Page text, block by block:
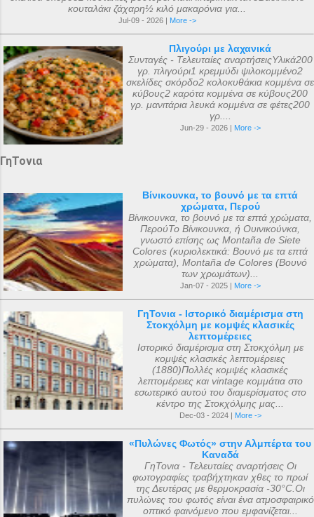
κουταλάκι ζάχαρη½ κιλό μακαρόνια για...
Jul-09 - 2026 | More ->
Πλιγούρι με λαχανικά
Συνταγές - Τελευταίες αναρτήσειςΥλικά200
γρ. πλιγούρι1 κρεμμύδι ψιλοκομμένο2
σκελίδες σκόρδο2 κολοκυθάκια κομμένα σε
κύβους2 καρότα κομμένα σε κύβους200
γρ. μανιτάρια λευκά κομμένα σε φέτες200
γρ....
Jun-29 - 2026 | More ->
ΓηΤονια
Βίνικουνκα, το βουνό με τα επτά
χρώματα, Περού
Βίνικουνκα, το βουνό με τα επτά χρώματα,
ΠερούΤο Βίνικουνκα, ή Ουινικούνκα,
γνωστό επίσης ως Montaña de Siete
Colores (κυριολεκτικά: Βουνό με τα επτά
χρώματα), Montaña de Colores (Βουνό
των χρωμάτων)...
Jan-07 - 2025 | More ->
ΓηΤονια - Ιστορικό διαμέρισμα στη
Στοκχόλμη με κομψές κλασικές
λεπτομέρειες
Ιστορικό διαμέρισμα στη Στοκχόλμη με
κομψές κλασικές λεπτομέρειες
(1880)Πολλές κομψές κλασικές
λεπτομέρειες και vintage κομμάτια στο
εσωτερικό αυτού του διαμερίσματος στο
κέντρο της Στοκχόλμης μας...
Dec-03 - 2024 | More ->
«Πυλώνες Φωτός» στην Αλμπέρτα του
Καναδά
ΓηΤονια - Τελευταίες αναρτήσεις Οι
φωτογραφίες τραβήχτηκαν χθες το πρωί
της Δευτέρας με θερμοκρασία -30°C.Οι
πυλώνες του φωτός είναι ένα ατμοσφαιρικό
οπτικό φαινόμενο που εμφανίζεται...